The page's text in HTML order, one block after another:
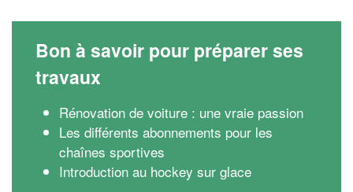
Bon à savoir pour préparer ses
travaux
Rénovation de voiture : une vraie passion
Les différents abonnements pour les
chaînes sportives
Introduction au hockey sur glace